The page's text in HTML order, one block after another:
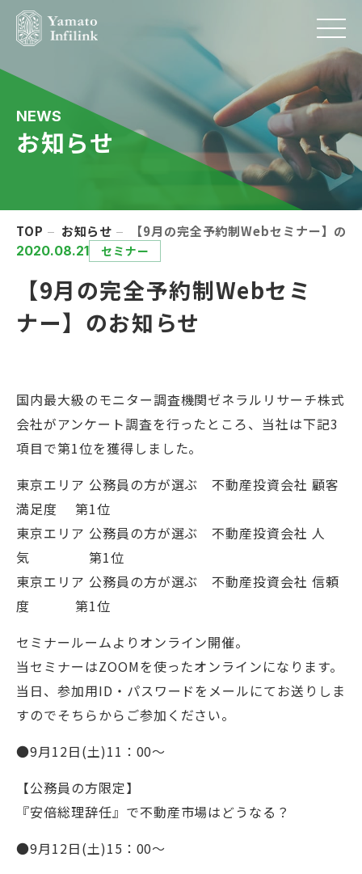
お知らせ
NEWS
TOP お知らせ 【9月の完全予約制Webセミナー】の
2020.08.21 セミナー
【9月の完全予約制Webセミ
ナー】のお知らせ
国内最大級のモニター調査機関ゼネラルリサーチ株式
会社がアンケート調査を行ったところ、当社は下記3
項目で第1位を獲得しました。
東京エリア 公務員の方が選ぶ 不動産投資会社 顧客
満足度 第1位
東京エリア 公務員の方が選ぶ 不動産投資会社 人
気 第1位
東京エリア 公務員の方が選ぶ 不動産投資会社 信頼
度 第1位
セミナールームよりオンライン開催。
当セミナーはZOOMを使ったオンラインになります。
当日、参加用ID・パスワードをメールにてお送りしま
すのでそちらからご参加ください。
●9月12日(土)11：00～
【公務員の方限定】
『安倍総理辞任』で不動産市場はどうなる？
●9月12日(土)15：00～